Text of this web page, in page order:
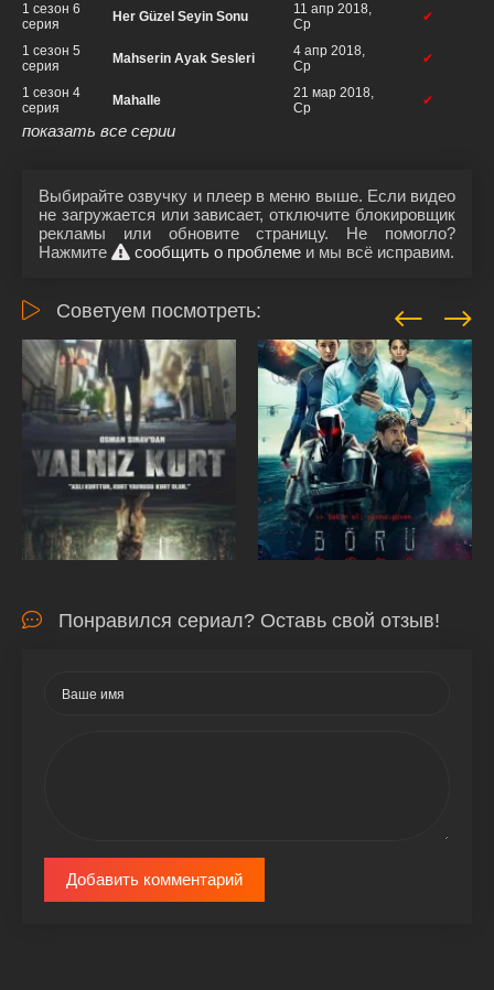
1 сезон 6
серия
Her Güzel Seyin Sonu
11 апр 2018,
Ср
✔
1 сезон 5
серия
Mahserin Ayak Sesleri
4 апр 2018,
Ср
✔
1 сезон 4
серия
Mahalle
21 мар 2018,
Ср
✔
показать все серии
Выбирайте озвучку и плеер в меню выше. Если видео
не загружается или зависает, отключите блокировщик
рекламы или обновите страницу. Не помогло?
Нажмите
сообщить о проблеме и мы всё исправим.
Советуем посмотреть:
Понравился сериал? Оставь свой отзыв!
Добавить комментарий